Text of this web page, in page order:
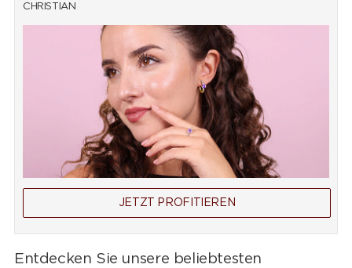
CHRISTIAN
JETZT PROFITIEREN
Entdecken Sie unsere beliebtesten